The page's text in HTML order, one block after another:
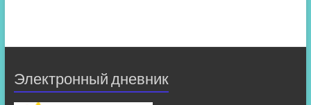
Электронный дневник